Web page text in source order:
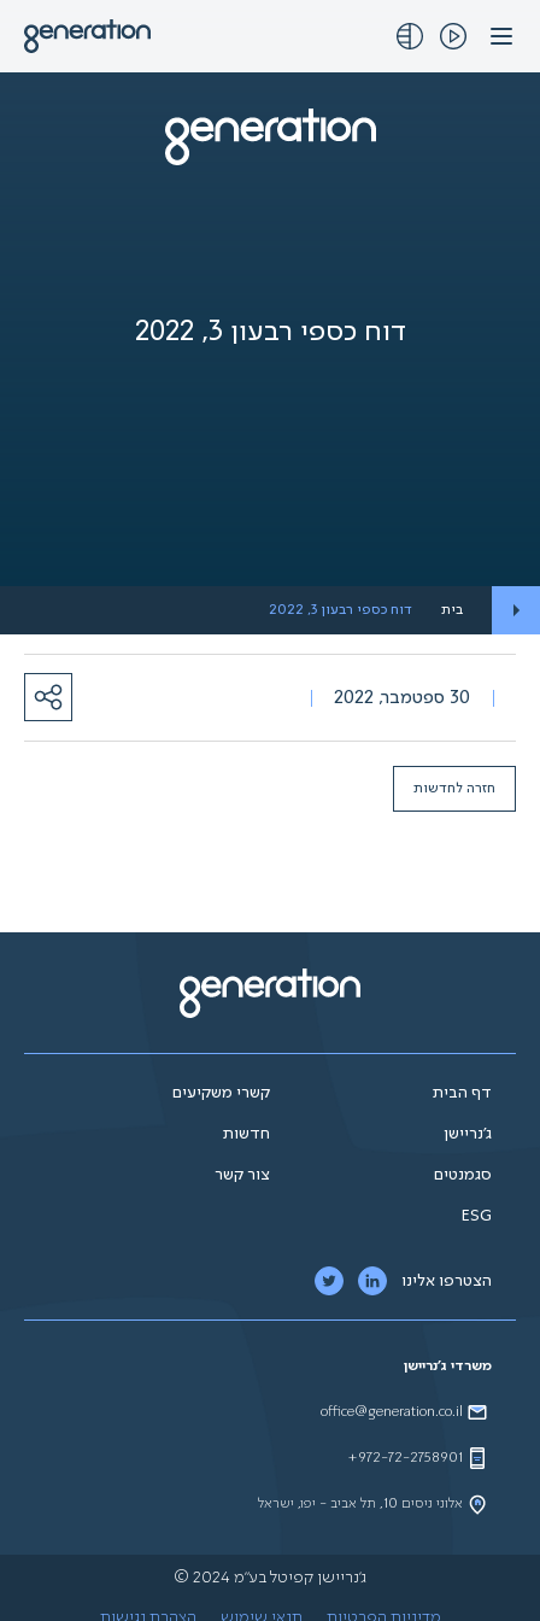
לתוכן
דוח כספי רבעון 3, 2022
בית דוח כספי רבעון 3, 2022
30 ספטמבר, 2022
חזרה לחדשות
דף הבית
ג'נריישן
סגמנטים
ESG
קשרי משקיעים
חדשות
צור קשר
הצטרפו אלינו
משרדי ג'נריישן
office@generation.co.il
972-72-2758901+
אלוני ניסים 10, תל אביב - יפו, ישראל
ג'נריישן קפיטל בע"מ 2024 ©